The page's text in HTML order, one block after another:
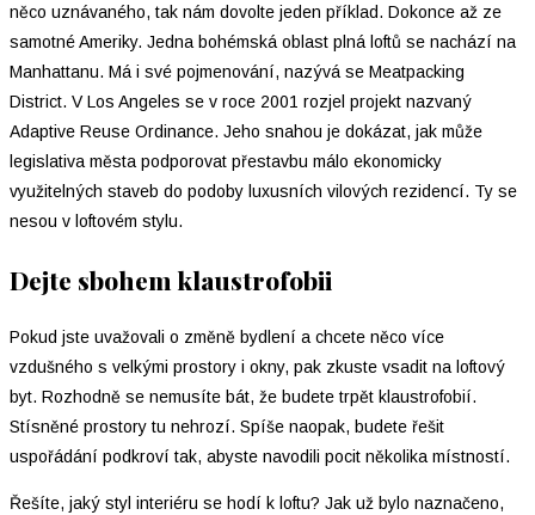
něco uznávaného, tak nám dovolte jeden příklad. Dokonce až ze
samotné Ameriky. Jedna bohémská oblast plná loftů se nachází na
Manhattanu. Má i své pojmenování, nazývá se Meatpacking
District. V Los Angeles se v roce 2001 rozjel projekt nazvaný
Adaptive Reuse Ordinance. Jeho snahou je dokázat, jak může
legislativa města podporovat přestavbu málo ekonomicky
využitelných staveb do podoby luxusních vilových rezidencí. Ty se
nesou v loftovém stylu.
Dejte sbohem klaustrofobii
Pokud jste uvažovali o změně bydlení a chcete něco více
vzdušného s velkými prostory i okny, pak zkuste vsadit na loftový
byt. Rozhodně se nemusíte bát, že budete trpět klaustrofobií.
Stísněné prostory tu nehrozí. Spíše naopak, budete řešit
uspořádání podkroví tak, abyste navodili pocit několika místností.
Řešíte, jaký styl interiéru se hodí k loftu? Jak už bylo naznačeno,